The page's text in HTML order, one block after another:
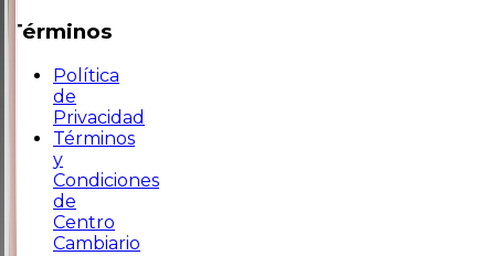
Términos
Política
de
Privacidad
Términos
y
Condiciones
de
Centro
Cambiario